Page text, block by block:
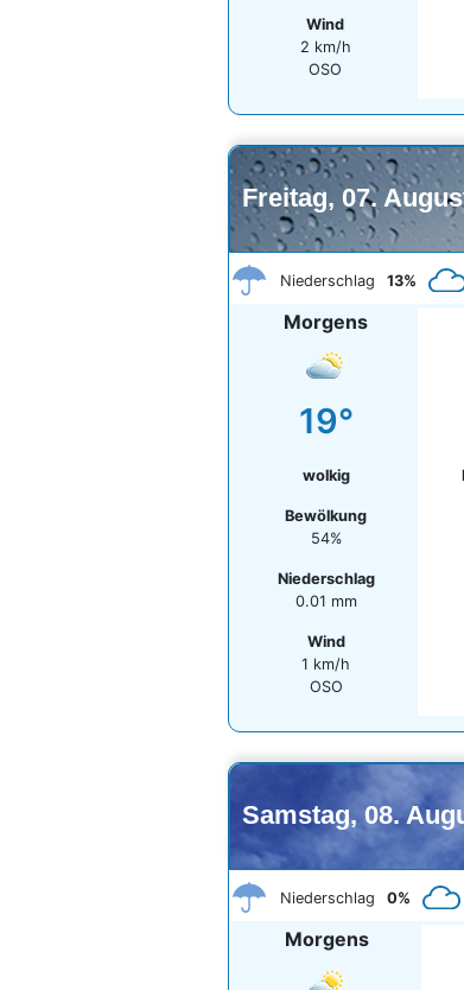
Wind
2 km/h
OSO
Freitag, 07.
Niederschlag 13%
Morgens
19°
wolkig
Bewölkung
54%
Niederschlag
0.01 mm
Wind
1 km/h
OSO
Samstag, 08.
Niederschlag 0%
Morgens